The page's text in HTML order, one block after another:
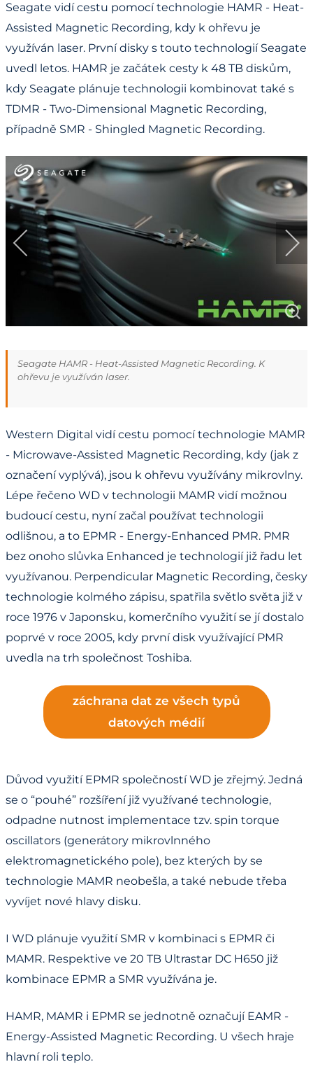
Seagate vidí cestu pomocí technologie HAMR - Heat-
Assisted Magnetic Recording, kdy k ohřevu je
využíván laser. První disky s touto technologií Seagate
uvedl letos. HAMR je začátek cesty k 48 TB diskům,
kdy Seagate plánuje technologii kombinovat také s
TDMR - Two-Dimensional Magnetic Recording,
případně SMR - Shingled Magnetic Recording.
Seagate HAMR - Heat-Assisted Magnetic Recording. K
ohřevu je využíván laser.
Western Digital vidí cestu pomocí technologie MAMR
- Microwave-Assisted Magnetic Recording, kdy (jak z
označení vyplývá), jsou k ohřevu využívány mikrovlny.
Lépe řečeno WD v technologii MAMR vidí možnou
budoucí cestu, nyní začal používat technologii
odlišnou, a to EPMR - Energy-Enhanced PMR. PMR
bez onoho slůvka Enhanced je technologií již řadu let
využívanou. Perpendicular Magnetic Recording, česky
technologie kolmého zápisu, spatřila světlo světa již v
roce 1976 v Japonsku, komerčního využití se jí dostalo
poprvé v roce 2005, kdy první disk využívající PMR
uvedla na trh společnost Toshiba.
záchrana dat ze všech typů
datových médií
Důvod využití EPMR společností WD je zřejmý. Jedná
se o “pouhé” rozšíření již využívané technologie,
odpadne nutnost implementace tzv. spin torque
oscillators (generátory mikrovlnného
elektromagnetického pole), bez kterých by se
technologie MAMR neobešla, a také nebude třeba
vyvíjet nové hlavy disku.
I WD plánuje využití SMR v kombinaci s EPMR či
MAMR. Respektive ve 20 TB Ultrastar DC H650 již
kombinace EPMR a SMR využívána je.
HAMR, MAMR i EPMR se jednotně označují EAMR -
Energy-Assisted Magnetic Recording. U všech hraje
hlavní roli teplo.